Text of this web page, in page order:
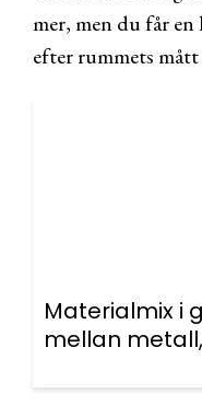
mer, men du får en
efter rummets
Materialmix i
mellan